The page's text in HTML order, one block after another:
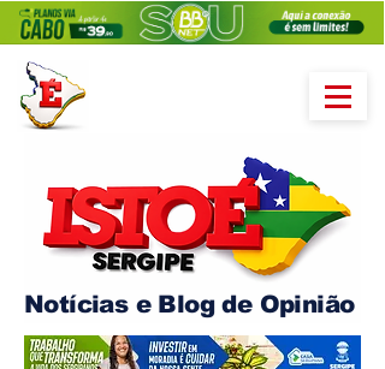
Notícias e Blog de Opinião